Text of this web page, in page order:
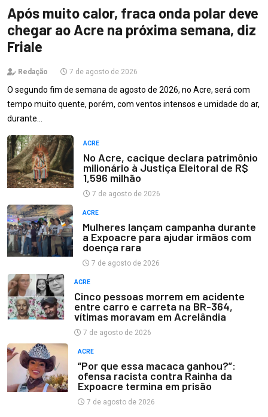
Após muito calor, fraca onda polar deve
chegar ao Acre na próxima semana, diz
Friale
Redação 7 de agosto de 2026
O segundo fim de semana de agosto de 2026, no Acre, será com
tempo muito quente, porém, com ventos intensos e umidade do ar,
durante…
ACRE
No Acre, cacique declara patrimônio
milionário à Justiça Eleitoral de R$
1,596 milhão
7 de agosto de 2026
ACRE
Mulheres lançam campanha durante
a Expoacre para ajudar irmãos com
doença rara
7 de agosto de 2026
ACRE
Cinco pessoas morrem em acidente
entre carro e carreta na BR-364,
vítimas moravam em Acrelândia
7 de agosto de 2026
ACRE
“Por que essa macaca ganhou?”:
ofensa racista contra Rainha da
Expoacre termina em prisão
7 de agosto de 2026